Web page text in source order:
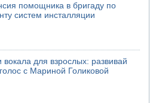
помощника в бригаду по
систем инсталляции
вокала для взрослых: развивай
с Мариной Голиковой